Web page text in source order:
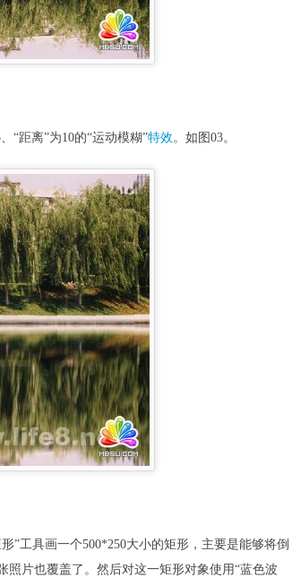
距离”为10的“运动模糊”特效。如图03。
工具画一个500*250大小的矩形，主要是能够将倒
片也覆盖了。然后对这一矩形对象使用“蓝色波